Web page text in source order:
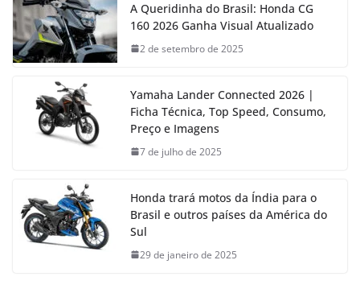
A Queridinha do Brasil: Honda CG
160 2026 Ganha Visual Atualizado
2 de setembro de 2025
Yamaha Lander Connected 2026 |
Ficha Técnica, Top Speed, Consumo,
Preço e Imagens
7 de julho de 2025
Honda trará motos da Índia para o
Brasil e outros países da América do
Sul
29 de janeiro de 2025